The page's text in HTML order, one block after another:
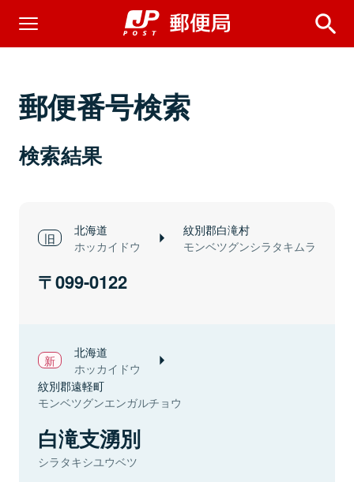
郵便番号検索
検索結果
北海道
ホッカイドウ
紋別郡白滝村
モンベツグンシラタキムラ
099-0122
北海道
ホッカイドウ
紋別郡遠軽町
モンベツグンエンガルチョウ
白滝支湧別
シラタキシユウベツ